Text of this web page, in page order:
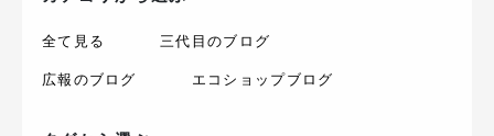
全て見る 三代目のブログ
広報のブログ エコショップブログ